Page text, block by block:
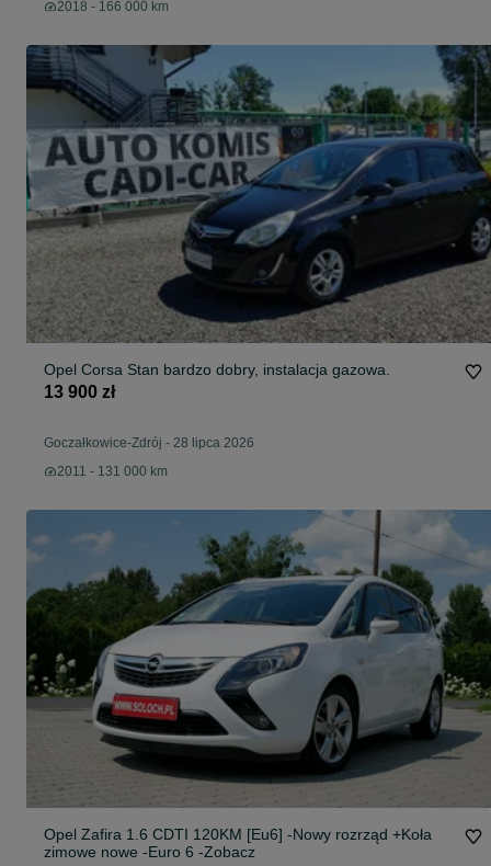
2018 - 166 000 km
Opel Corsa Stan bardzo dobry, instalacja gazowa.
13 900 zł
Goczałkowice-Zdrój - 28 lipca 2026
2011 - 131 000 km
Opel Zafira 1.6 CDTI 120KM [Eu6] -Nowy rozrząd +Koła
zimowe nowe -Euro 6 -Zobacz